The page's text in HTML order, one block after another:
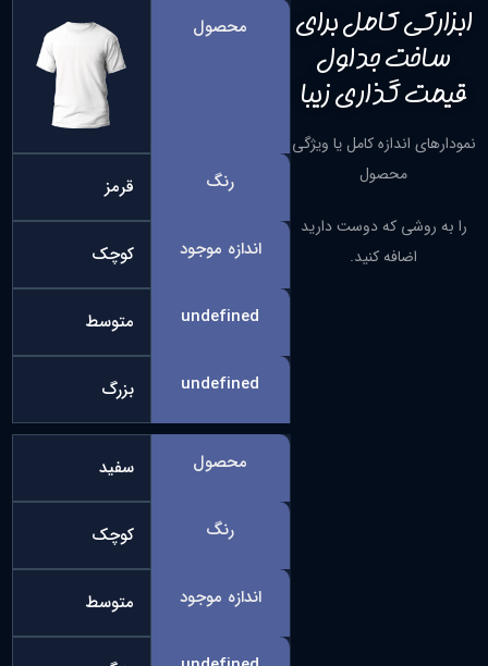
ابزارکی کامل برای
ساخت جداول
قیمت گذاری زیبا
نمودارهای اندازه کامل یا ویژگی
محصول
را به روشی که دوست دارید
اضافه کنید.
محصول
رنگ قرمز
اندازه موجود کوچک
undefined متوسط
undefined بزرگ
محصول سفید
رنگ کوچک
اندازه موجود متوسط